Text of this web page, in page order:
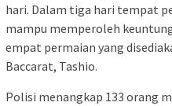
hari. Dalam tiga hari tempat
mampu memperoleh
empat permaian yang
Baccarat, Tashio.
Polisi menangkap 133 orang